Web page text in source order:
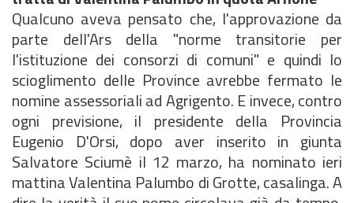
Qualcuno aveva pensato che, l'approvazione da
parte dell'Ars della "norme transitorie per
l'istituzione dei consorzi di comuni" e quindi lo
scioglimento delle Province avrebbe fermato le
nomine assessoriali ad Agrigento. E invece, contro
ogni previsione, il presidente della Provincia
Eugenio D'Orsi, dopo aver inserito in giunta
Salvatore Sciumè il 12 marzo, ha nominato ieri
mattina Valentina Palumbo di Grotte, casalinga. A